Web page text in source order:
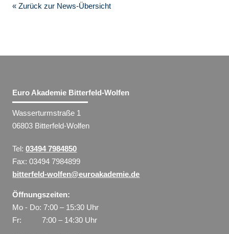
« Zurück zur News-Übersicht
Euro Akademie Bitterfeld-Wolfen
Wasserturmstraße 1
06803 Bitterfeld-Wolfen
Tel:03494 7984850
Fax: 03494 7984899
bitterfeld-wolfen@euroakademie.de
Öffnungszeiten:
Mo - Do: 7:00 – 15:30 Uhr
Fr: 7:00 – 14:30 Uhr